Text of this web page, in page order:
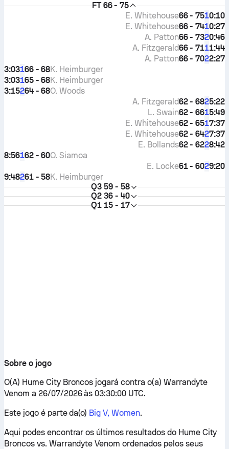
FT 66 - 75
0:10
1
66 - 75
E. Whitehouse
0:27
1
66 - 74
E. Whitehouse
0:46
2
66 - 73
A. Patton
1:44
1
66 - 71
A. Fitzgerald
2:27
2
66 - 70
A. Patton
3:03166 - 68K. Heimburger
3:03165 - 68K. Heimburger
3:15264 - 68O. Woods
5:22
2
62 - 68
A. Fitzgerald
5:49
1
62 - 66
L. Swain
7:37
1
62 - 65
E. Whitehouse
7:37
2
62 - 64
E. Whitehouse
8:42
2
62 - 62
E. Bollands
8:56162 - 60O. Siamoa
9:20
2
61 - 60
E. Locke
9:48261 - 58K. Heimburger
Q3 59 - 58
Q2 36 - 40
Q1 15 - 17
Sobre o jogo
O(A) Hume City Broncos jogará contra o(a) Warrandyte
Venom a 26/07/2026 às 03:30:00 UTC.
Este jogo é parte da(o) Big V, Women.
Aqui podes encontrar os últimos resultados do Hume City
Broncos vs. Warrandyte Venom ordenados pelos seus